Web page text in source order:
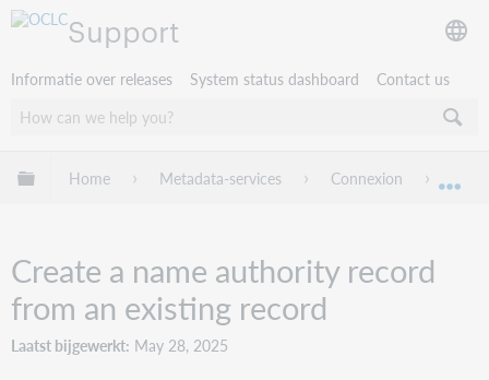
Support
Informatie over releases System status dashboard Contact us
Mondiale hiërarchie uitvouwen / samenvouwen
Home Metadata-services Connexion
Create a name authority record
from an existing record
Laatst bijgewerkt May 28, 2025